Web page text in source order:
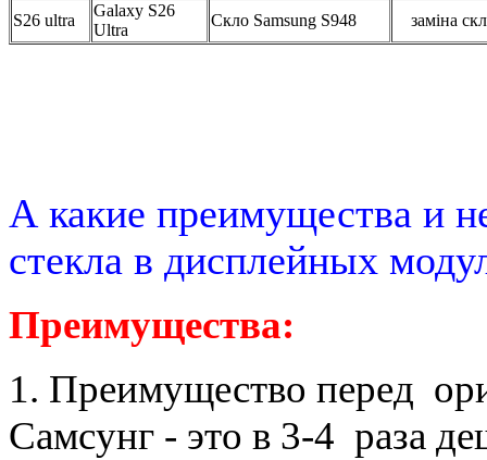
S26 ultra
Galaxy S26
Ultra
Скло Samsung S948 заміна
А какие преимущества и
стекла в дисплейных
Преимущества:
1. Преимущество перед
Самсунг - это в 3-4 раза